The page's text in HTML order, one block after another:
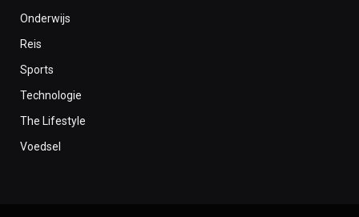
Onderwijs
Reis
Sports
Technologie
The Lifestyle
Voedsel